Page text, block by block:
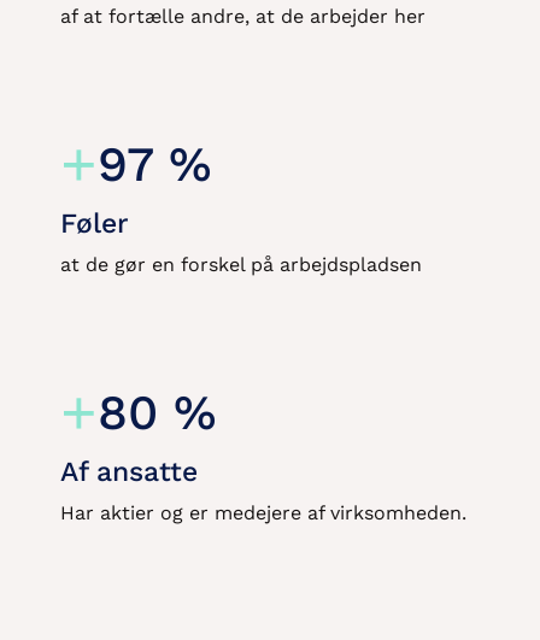
af at fortælle andre, at de arbejder her
+97 %
Føler
at de gør en forskel på arbejdspladsen
+80 %
Af ansatte
Har aktier og er medejere af virksomheden.